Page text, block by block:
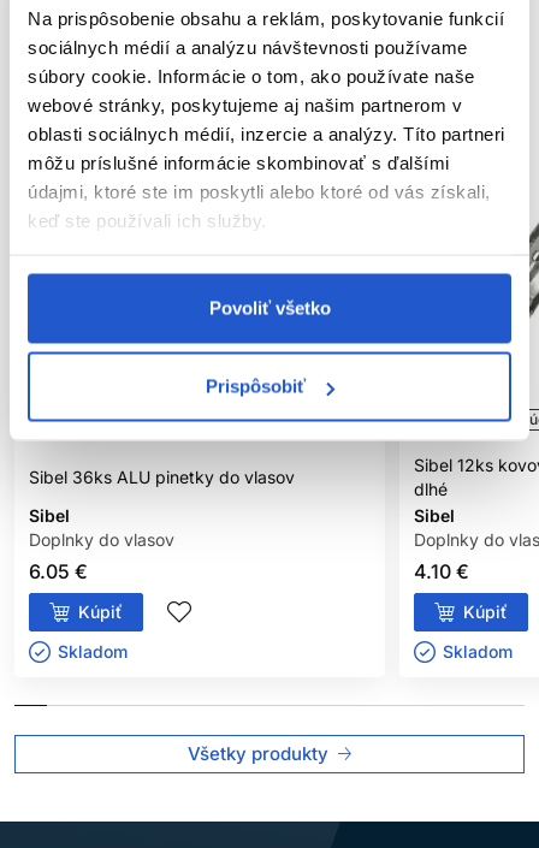
Na prispôsobenie obsahu a reklám, poskytovanie funkcií
sociálnych médií a analýzu návštevnosti používame
súbory cookie. Informácie o tom, ako používate naše
webové stránky, poskytujeme aj našim partnerom v
oblasti sociálnych médií, inzercie a analýzy. Títo partneri
môžu príslušné informácie skombinovať s ďalšími
údajmi, ktoré ste im poskytli alebo ktoré od vás získali,
keď ste používali ich služby.
Povoliť všetko
Prispôsobiť
Oficiálna distribúcia
Sibel 36ks ALU pinetky do vlasov
Sibel
Doplnky do vlasov
6.05 €
Kúpiť
Skladom ㅤ
Oficiálna
Sibel 12ks
dlhé
Sibel
Doplnky do
4.10 €
Kúpiť
Skladom ㅤ
Všetky produkty